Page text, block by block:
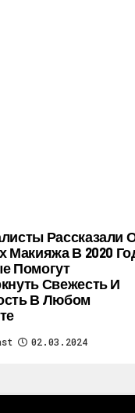
Рассказали
Макияжа В 2020
Помогут
Свежесть И
В Любом
02.03.2024